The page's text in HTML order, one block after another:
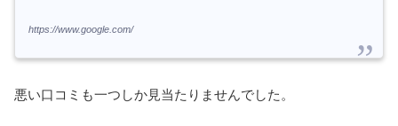
https://www.google.com/
悪い口コミも一つしか見当たりませんでした。